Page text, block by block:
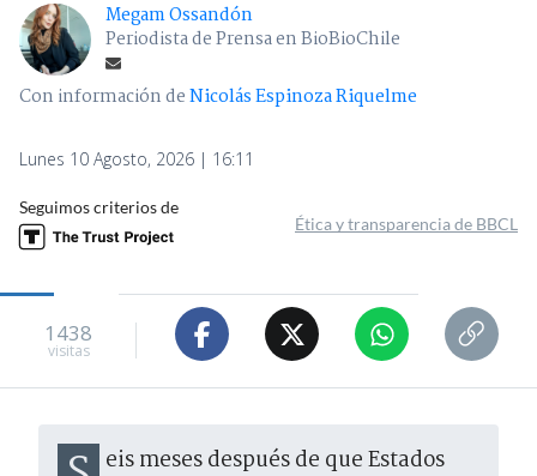
Megam Ossandón
Periodista de Prensa en BioBioChile
Con información deNicolás Espinoza Riquelme
Lunes 10 Agosto, 2026 | 16:11
Seguimos criterios de
Ética y transparencia de BBCL
1438
visitas